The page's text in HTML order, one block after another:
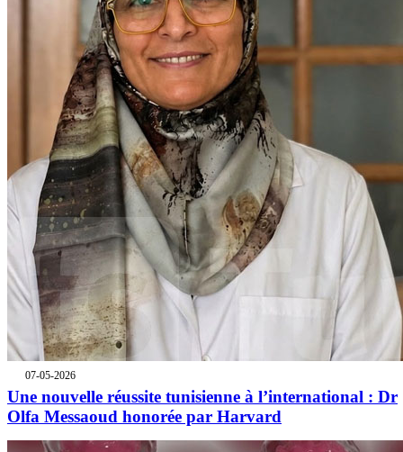
07-05-2026
Une nouvelle réussite tunisienne à l’international : Dr
Olfa Messaoud honorée par Harvard